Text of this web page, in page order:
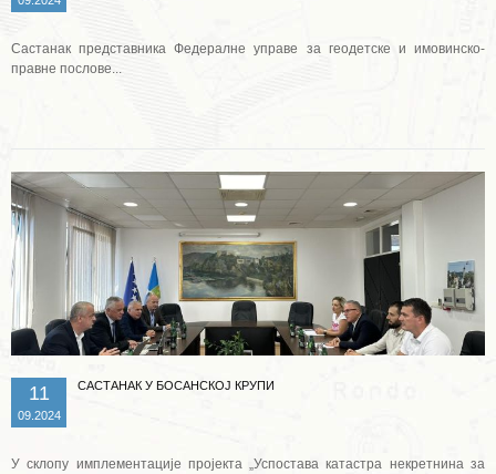
Састанак представника Федералне управе за геодетске и имовинско-
правне послове...
11
09.2024
САСТАНАК У БОСАНСКОЈ КРУПИ
У склопу имплементације пројекта „Успостава катастра некретнина за